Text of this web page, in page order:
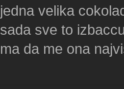
jedna velika
sada sve to
ma da me ona